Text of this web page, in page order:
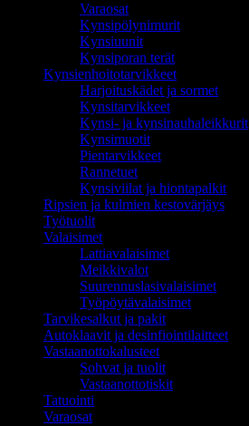
Varaosat
Kynsipölynimurit
Kynsiuunit
Kynsiporan terät
Kynsienhoitotarvikkeet
Harjoituskädet ja sormet
Kynsitarvikkeet
Kynsi- ja kynsinauhaleikkurit
Kynsimuotit
Pientarvikkeet
Rannetuet
Kynsiviilat ja hiontapalkit
Ripsien ja kulmien kestovärjäys
Työtuolit
Valaisimet
Lattiavalaisimet
Meikkivalot
Suurennuslasivalaisimet
Työpöytävalaisimet
Tarvikesalkut ja pakit
Autoklaavit ja desinfiointilaitteet
Vastaanottokalusteet
Sohvat ja tuolit
Vastaanottotiskit
Tatuointi
Varaosat